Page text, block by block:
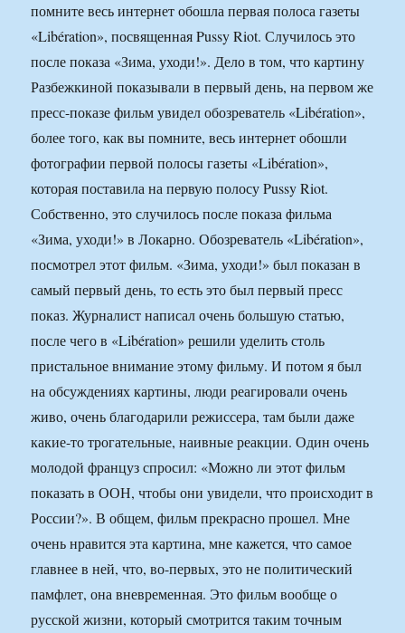
помните весь интернет обошла первая полоса газеты
«Libération», посвященная Pussy Riot. Случилось это
после показа «Зима, уходи!». Дело в том, что картину
Разбежкиной показывали в первый день, на первом же
пресс-показе фильм увидел обозреватель «Libération»,
более того, как вы помните, весь интернет обошли
фотографии первой полосы газеты «Libération»,
которая поставила на первую полосу Pussy Riot.
Собственно, это случилось после показа фильма
«Зима, уходи!» в Локарно. Обозреватель «Libération»,
посмотрел этот фильм. «Зима, уходи!» был показан в
самый первый день, то есть это был первый пресс
показ. Журналист написал очень большую статью,
после чего в «Libération» решили уделить столь
пристальное внимание этому фильму. И потом я был
на обсуждениях картины, люди реагировали очень
живо, очень благодарили режиссера, там были даже
какие-то трогательные, наивные реакции. Один очень
молодой француз спросил: «Можно ли этот фильм
показать в ООН, чтобы они увидели, что происходит в
России?». В общем, фильм прекрасно прошел. Мне
очень нравится эта картина, мне кажется, что самое
главнее в ней, что, во-первых, это не политический
памфлет, она вневременная. Это фильм вообще о
русской жизни, который смотрится таким точным